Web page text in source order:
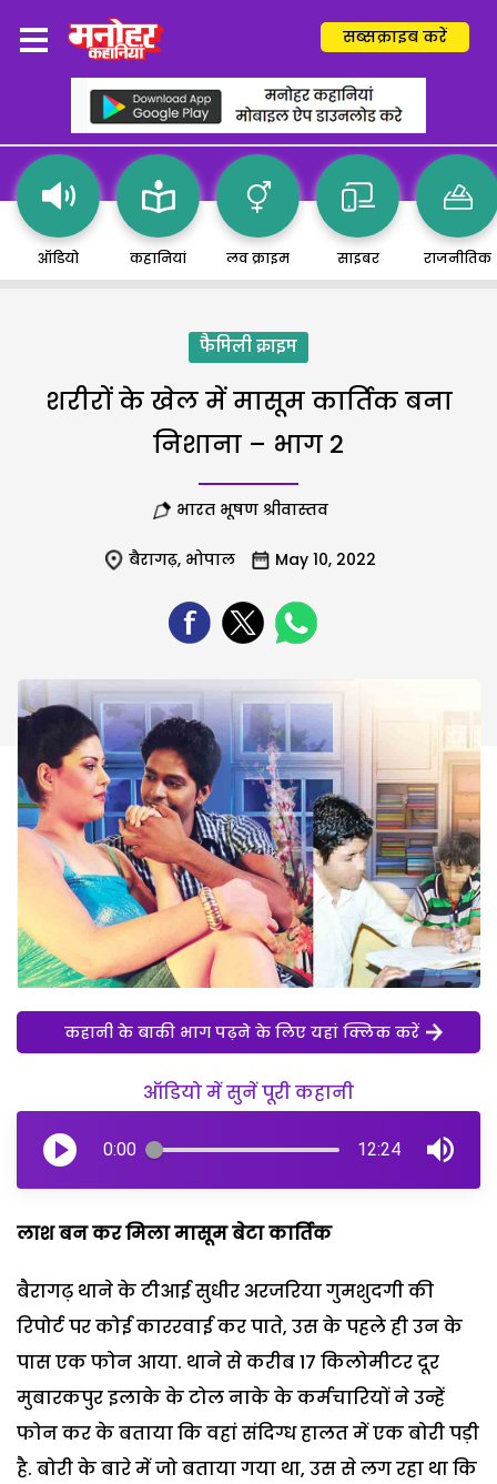
सब्सक्राइब करें
ऑडियो कहानियां लव क्राइम साइबर राजनीतिक
फैमिली क्राइम
शरीरों के खेल में मासूम कार्तिक बना
निशाना – भाग 2
भारत भूषण श्रीवास्तव
बैरागढ़, भोपाल May 10, 2022
कहानी के बाकी भाग पढ़ने के लिए यहां क्लिक करें
ऑडियो में सुनें पूरी कहानी
0:00 12:24
लाश बन कर मिला मासूम बेटा कार्तिक
बैरागढ़ थाने के टीआई सुधीर अरजरिया गुमशुदगी की
रिपोर्ट पर कोई काररवाई कर पाते, उस के पहले ही उन के
पास एक फोन आया. थाने से करीब 17 किलोमीटर दूर
मुबारकपुर इलाके के टोल नाके के कर्मचारियों ने उन्हें
फोन कर के बताया कि वहां संदिग्ध हालत में एक बोरी पड़ी
है. बोरी के बारे में जो बताया गया था, उस से लग रहा था कि